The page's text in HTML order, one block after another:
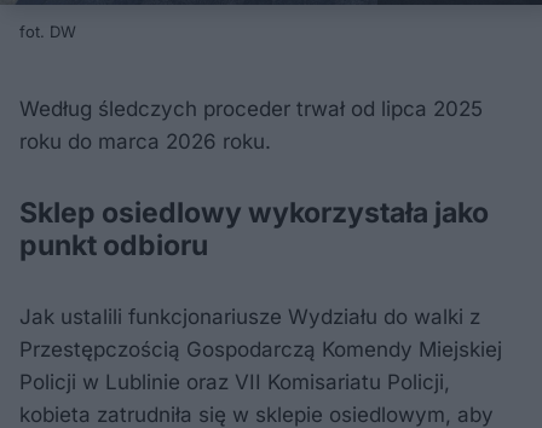
fot. DW
Według śledczych proceder trwał od lipca 2025
roku do marca 2026 roku.
Sklep osiedlowy wykorzystała jako
punkt odbioru
Jak ustalili funkcjonariusze Wydziału do walki z
Przestępczością Gospodarczą Komendy Miejskiej
Policji w Lublinie oraz VII Komisariatu Policji,
kobieta zatrudniła się w sklepie osiedlowym, aby